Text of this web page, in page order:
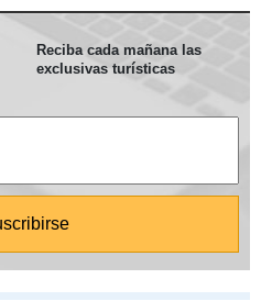
Reciba cada mañana las
exclusivas turísticas